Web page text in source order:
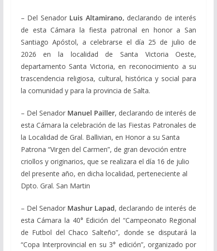
– Del Senador Luis Altamirano, declarando de interés
de esta Cámara la fiesta patronal en honor a San
Santiago Apóstol, a celebrarse el día 25 de julio de
2026 en la localidad de Santa Victoria Oeste,
departamento Santa Victoria, en reconocimiento a su
trascendencia religiosa, cultural, histórica y social para
la comunidad y para la provincia de Salta.
– Del Senador Manuel Pailler, declarando de interés de
esta Cámara la celebración de las Fiestas Patronales de
la Localidad de Gral. Ballivian, en Honor a su Santa
Patrona “Virgen del Carmen”, de gran devoción entre
criollos y originarios, que se realizara el día 16 de julio
del presente año, en dicha localidad, perteneciente al
Dpto. Gral. San Martin
– Del Senador Mashur Lapad, declarando de interés de
esta Cámara la 40° Edición del “Campeonato Regional
de Futbol del Chaco Salteño”, donde se disputará la
“Copa Interprovincial en su 3° edición”, organizado por